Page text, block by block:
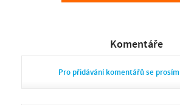
Komentáře
Pro přidávání komentářů se prosím